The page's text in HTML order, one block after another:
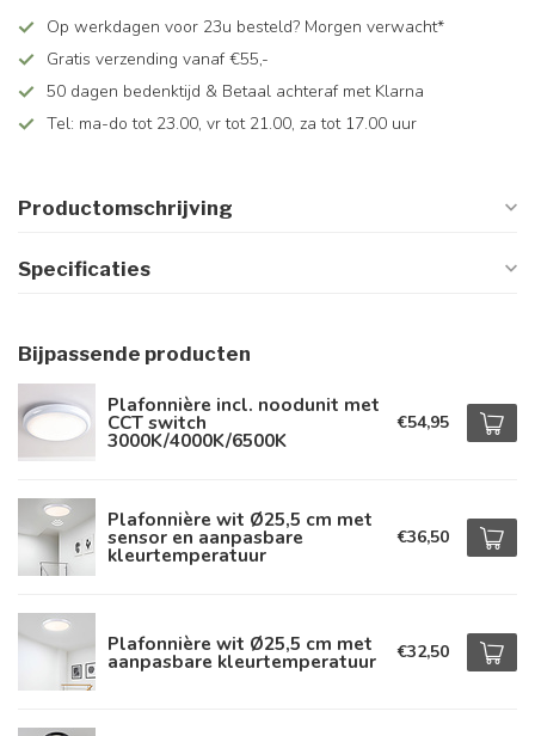
Op werkdagen voor 23u besteld? Morgen verwacht*
Gratis verzending vanaf €55,-
50 dagen bedenktijd & Betaal achteraf met Klarna
Tel: ma-do tot 23.00, vr tot 21.00, za tot 17.00 uur
Productomschrijving
Specificaties
Bijpassende producten
Plafonnière incl. noodunit met
CCT switch
3000K/4000K/6500K
€54,95
Plafonnière wit Ø25,5 cm met
sensor en aanpasbare
kleurtemperatuur
€36,50
Plafonnière wit Ø25,5 cm met
aanpasbare kleurtemperatuur €32,50